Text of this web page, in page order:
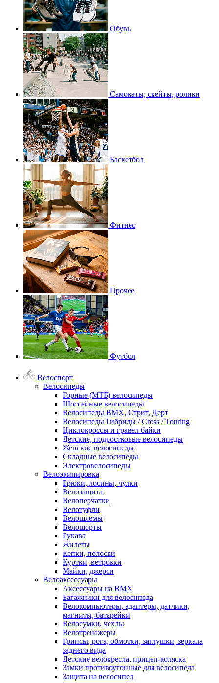
Обувь
Самокаты, скейты, ролики
Баскетбол
Фитнес
Прочее
Футбол
Велоспорт
Велосипеды
Горные (МТБ) велосипеды
Шоссейные велосипеды
Велосипеды BMX, Стрит, Дерт
Велосипеды Гибриды / Cross / Touring
Циклокроссы и гравел байки
Детские, подростковые велосипеды
Женские велосипеды
Складные велосипеды
Электровелосипеды
Велоэкипировка
Брюки, лосины, чулки
Велозащита
Велоперчатки
Велотуфли
Велошлемы
Велошорты
Рукава
Жилеты
Кепки, полоски
Куртки, ветровки
Майки, джерси
Велоаксессуары
Аксессуары на BMX
Багажники для велосипеда
Велокомпьютеры, адаптеры, датчики,
магниты, батарейки
Велосумки, чехлы
Велотренажеры
Грипсы, рога, обмотки, заглушки, зеркала
заднего вида
Детские велокресла, прицеп-коляска
Замки противоугонные для велосипеда
Защита на велосипед